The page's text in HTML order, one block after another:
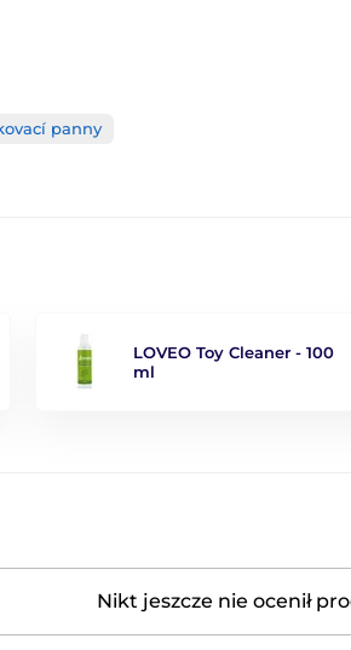
panny
LOVEO Toy Cleaner - 100
ml
Nikt jeszcze nie ocenił